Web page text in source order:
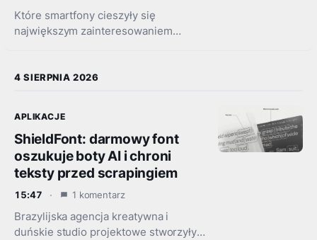
Które smartfony cieszyły się
największym zainteresowaniem
sprzedaży i przygotował dwa
4 SIERPNIA 2026
APLIKACJE
ShieldFont: darmowy font
oszukuje boty AI i chroni
teksty przed scrapingiem
15:47 1 komentarz
Brazylijska agencja kreatywna i
duńskie studio projektowe stworzyły